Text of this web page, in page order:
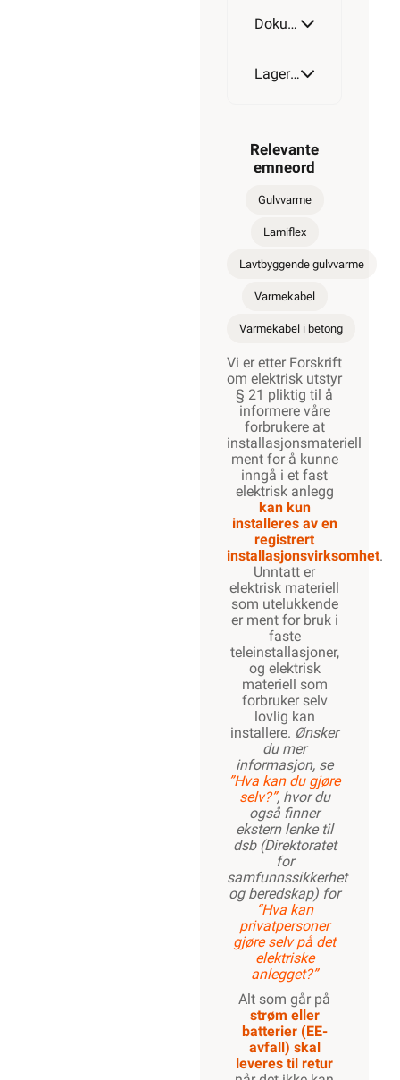
Dokumentasjon
Lagerstatus
Relevante
emneord
Gulvvarme
Lamiflex
Lavtbyggende gulvvarme
Varmekabel
Varmekabel i betong
Vi er etter Forskrift
om elektrisk utstyr
§ 21 pliktig til å
informere våre
forbrukere at
installasjonsmateriell
ment for å kunne
inngå i et fast
elektrisk anlegg
kan kun
installeres av en
registrert
installasjonsvirksomhet.
Unntatt er
elektrisk materiell
som utelukkende
er ment for bruk i
faste
teleinstallasjoner,
og elektrisk
materiell som
forbruker selv
lovlig kan
installere. Ønsker
du mer
informasjon, se
”Hva kan du gjøre
selv?”, hvor du
også finner
ekstern lenke til
dsb (Direktoratet
for
samfunnssikkerhet
og beredskap) for
“Hva kan
privatpersoner
gjøre selv på det
elektriske
anlegget?”
Alt som går på
strøm eller
batterier (EE-
avfall) skal
leveres til retur